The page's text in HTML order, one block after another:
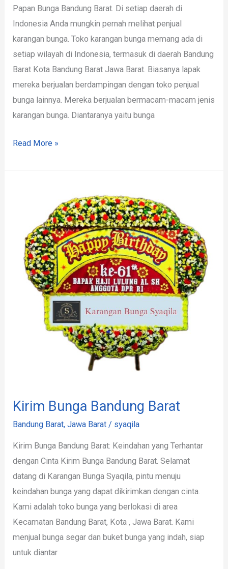
Papan Bunga Bandung Barat. Di setiap daerah di
Indonesia Anda mungkin pernah melihat penjual
karangan bunga. Toko karangan bunga memang ada di
setiap wilayah di Indonesia, termasuk di daerah Bandung
Barat Kota Bandung Barat Jawa Barat. Biasanya lapak
mereka berjualan berdampingan dengan toko penjual
bunga lainnya. Mereka berjualan bermacam-macam jenis
karangan bunga. Diantaranya yaitu bunga
Read More »
Kirim Bunga Bandung Barat
Bandung Barat,Jawa Barat / syaqila
Kirim Bunga Bandung Barat: Keindahan yang Terhantar
dengan Cinta Kirim Bunga Bandung Barat. Selamat
datang di Karangan Bunga Syaqila, pintu menuju
keindahan bunga yang dapat dikirimkan dengan cinta.
Kami adalah toko bunga yang berlokasi di area
Kecamatan Bandung Barat, Kota , Jawa Barat. Kami
menjual bunga segar dan buket bunga yang indah, siap
untuk diantar
Bandung
Barat